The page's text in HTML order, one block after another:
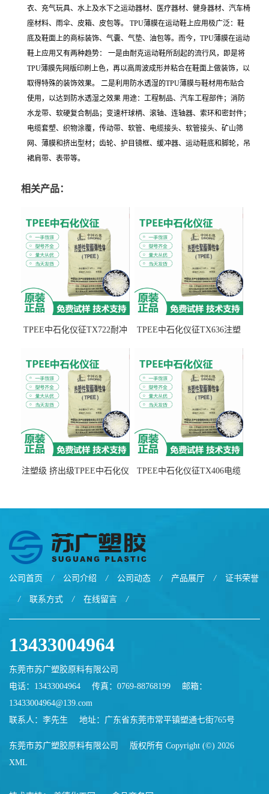
衣、充气玩具、水上及水下之运动器材、医疗器材、健身器材、汽车椅
座材料、雨伞、皮箱、皮包等。 TPU薄膜在运动鞋上应用极广泛：鞋
底及鞋面上的商标装饰、气囊、气垫、油包等。而今，TPU薄膜在运动
鞋上应用又有两种趋势： 一是由耐克运动鞋所刮起的流行风，即是将
TPU薄膜先网版印刷上色，再以高周波成形并粘合在鞋面上做装饰，以
取得特殊的装饰效果。 二是利用防水透湿的TPU薄膜与鞋材用布贴合
使用，以达到防水透湿之效果 用途：工程制品、汽车工程部件；消防
水龙带、软硬复合制品；变速杆球柄、滚轴、连轴器、索环和密封件；
电缆套塑、织物涂覆，传动带、软管、电缆接头、软管接头、矿山筛
网、薄膜和挤出型材；齿轮、护目镜框、缓冲器、运动鞋底和脚轮，吊
裙肩带、表带等。
相关产品：
TPEE中石化仪征TX722耐冲
TPEE中石化仪征TX636注塑
注塑级 挤出级TPEE中石化仪
TPEE中石化仪征TX406电缆
公司首页 / 公司介绍 / 公司动态 / 产品展厅 / 证书荣誉
/ 联系方式 / 在线留言 /
13433004964
东莞市苏广塑胶原料有限公司
电话：13433004964
传真：0769-88768199
邮箱：
13433004964@139.com
联系人：李先生
地址：广东省东莞市常平镇塑通七街765号
东莞市苏广塑胶原料有限公司
版权所有 Copyright (©) 2026
XML